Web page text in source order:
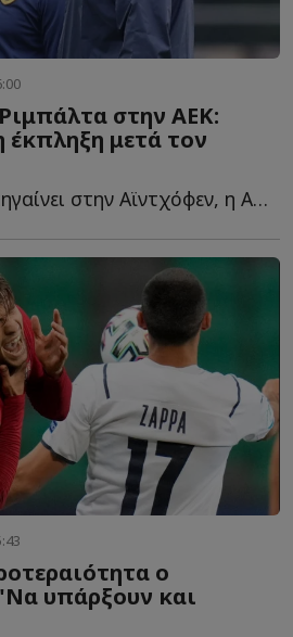
στην ΑΕΚ:
έκπληξη μετά τον
Με τον Σέρβο να πηγαίνει στην Αϊντχόφεν, η ΑΕΚ καλείται τ...
ο
υπάρξουν και